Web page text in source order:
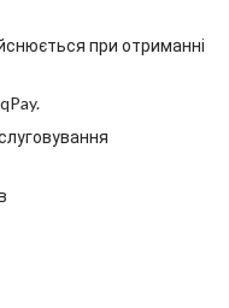
при отриманні